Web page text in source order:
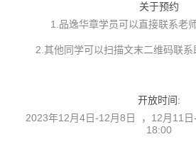
关于预约
1.品逸华章学员可以直接联系老
2.其他同学可以扫描文末二维码联系
开放时间:
2023年12月4日-12月8日 ，12月11
18:00